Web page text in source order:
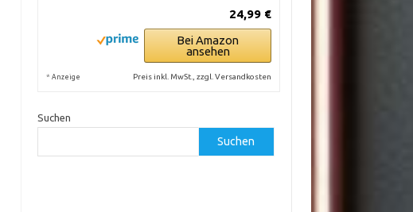
24,99 €
Bei Amazon
ansehen
* Anzeige Preis inkl. MwSt., zzgl. Versandkosten
Suchen
Suchen